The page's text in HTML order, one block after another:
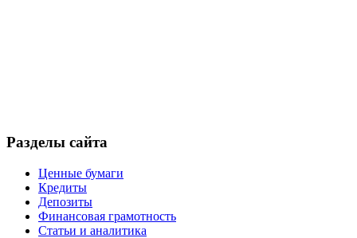
Разделы сайта
Ценные бумаги
Кредиты
Депозиты
Финансовая грамотность
Статьи и аналитика